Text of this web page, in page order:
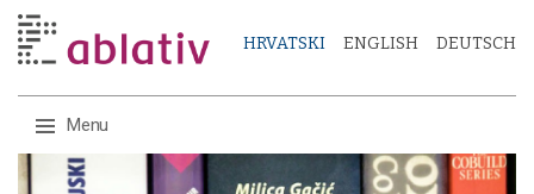
HRVATSKI ENGLISH DEUTSCH
Menu